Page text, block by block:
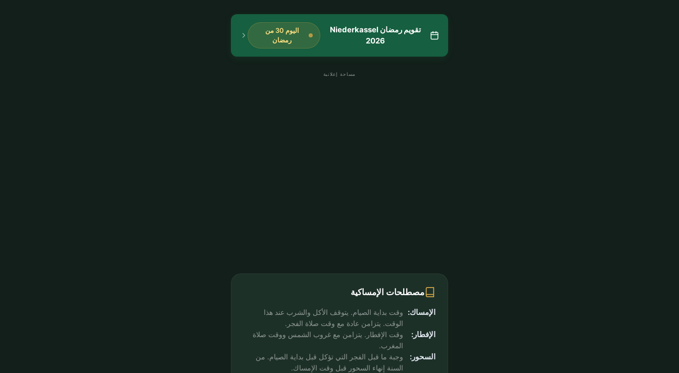
تقويم رمضان Niederkassel
2026
اليوم 30 من
رمضان
مساحة إعلانية
مصطلحات الإمساكية
الإمساك:
وقت بداية الصيام. يتوقف الأكل والشرب عند هذا
الوقت. يتزامن عادة مع وقت صلاة الفجر.
الإفطار:
وقت الإفطار. يتزامن مع غروب الشمس ووقت صلاة
المغرب.
السحور:
وجبة ما قبل الفجر التي تؤكل قبل بداية الصيام. من
السنة إنهاء السحور قبل وقت الإمساك.